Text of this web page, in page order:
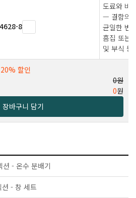
8
도료와 바
— 결함의
균일한 변
흠집 또는
및 부식 등
할인
0원
0원
장바구니 담기
- 온수 분배기
- 창 세트